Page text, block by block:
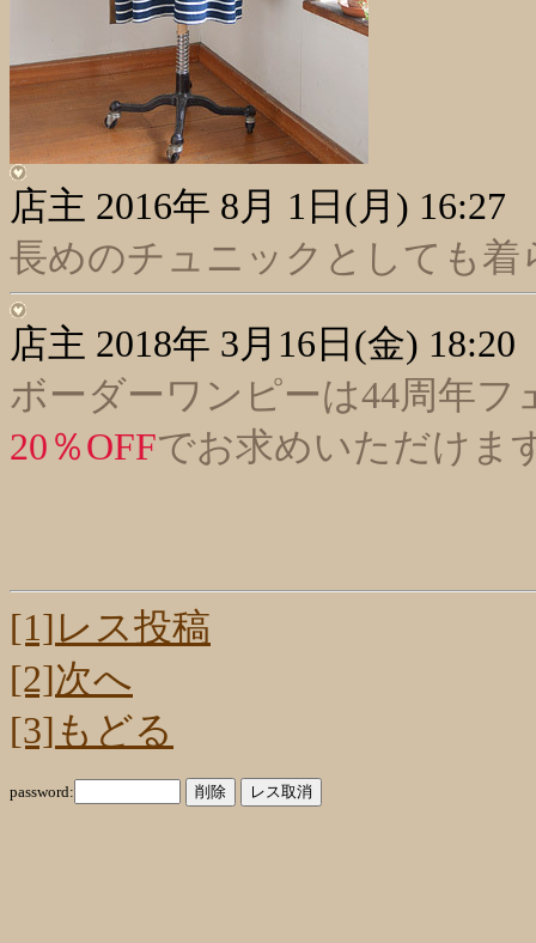
店主 2016年 8月 1日(月) 16:27
長めのチュニックとしても着
店主 2018年 3月16日(金) 18:20
ボーダーワンピーは44周年フ
20％OFFでお求めいただけま
[1]レス投稿
[2]次へ
[3]もどる
password: